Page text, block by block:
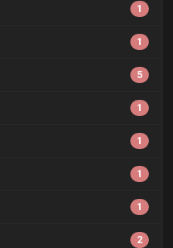
1
1
5
1
1
1
1
2